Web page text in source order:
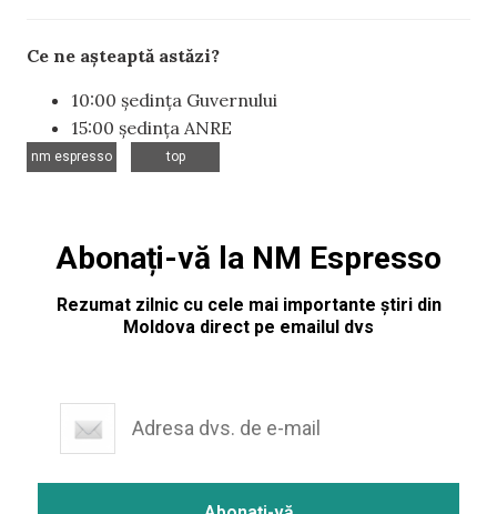
Ce ne așteaptă astăzi?
10:00 ședința Guvernului
15:00 ședința ANRE
nm espresso
top
Abonați-vă la NM Espresso
Rezumat zilnic cu cele mai importante știri din
Moldova direct pe emailul dvs